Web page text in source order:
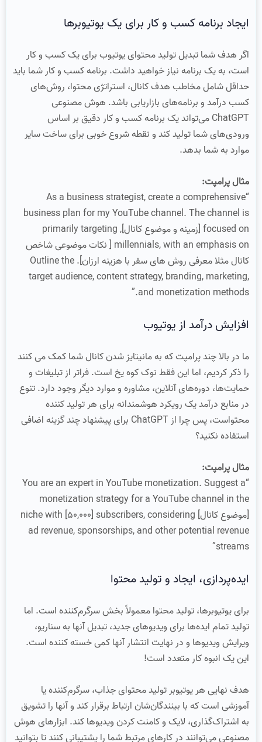
ایجاد برنامه کسب و کار برای یک یوتیوبرها
اگر هدف شما تبدیل تولید محتوای یوتیوب برای یک کسب و کار
است، به یک برنامه نیاز خواهید داشت. برنامه کسب و کار شما باید
حداقل شامل مخاطب هدف کانال، استراتژی محتوا، روش‌های
کسب درآمد و برنامه‌های بازاریابی باشد. هوش مصنوعی
ChatGPT می‌تواند یک برنامه کسب و کار دقیق بر اساس
ورودی‌های شما تولید کند و نقطه شروع خوبی برای ساخت سایر
موارد به شما بدهد.
مثال پرامپت:
“As a business strategist, create a comprehensive
business plan for my YouTube channel. The channel is
focused on [زمینه و موضوع کانال], primarily targeting
millennials, with an emphasis on [ نکات موضوعی شاخص
کانال مثلا معرفی روش های سفر با هزینه ارزان]. Outline the
target audience, content strategy, branding, marketing,
and monetization methods.”
افزایش درآمد از یوتیوب
ما در بالا چند پرامپت که به مانیتایز شدن کانال شما کمک می کنند
را ذکر کردیم، اما این فقط نوک کوه یخ است. فراتر از تبلیغات و
حمایت‌ها، دوره‌های آنلاین، مشاوره و موارد دیگر وجود دارد. تنوع
در منابع درآمد یک رویکرد هوشمندانه برای هر تولید کننده
محتواست، پس چرا از ChatGPT برای پیشنهاد چند گزینه اضافی
استفاده نکنید؟
مثال پرامپت:
“You are an expert in YouTube monetization. Suggest a
monetization strategy for a YouTube channel in the
[موضوع کانال] niche with [50,000] subscribers, considering
ad revenue, sponsorships, and other potential revenue
streams”
ایده‌پردازی، ایجاد و تولید محتوا
برای یوتیوبرها، تولید محتوا معمولاً بخش سرگرم‌کننده است. اما
تولید تمام ایده‌ها برای ویدیوهای جدید، تبدیل آنها به سناریو،
ویرایش ویدیوها و در نهایت انتشار آنها کمی خسته کننده است.
این یک انبوه کار متعدد است!
هدف نهایی هر یوتیوبر تولید محتوای جذاب، سرگرم‌کننده یا
آموزشی است که با بینندگان‌شان ارتباط برقرار کند و آنها را تشویق
به اشتراک‌گذاری، لایک و کامنت کردن ویدیوها کند. ابزارهای هوش
مصنوعی می‌توانند در کارهای مرتبط شما را پشتیبانی کنند تا بتوانید